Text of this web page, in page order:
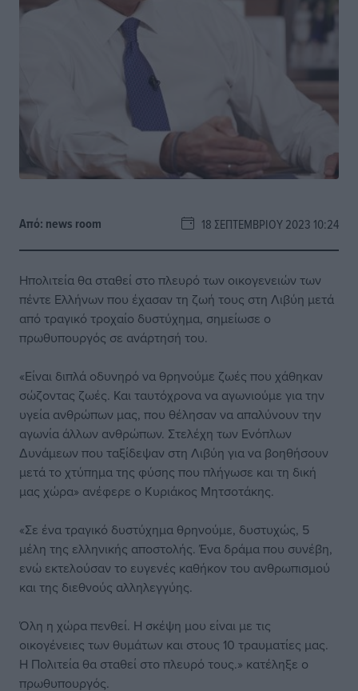
Από: news room 18 ΣΕΠΤΕΜΒΡΊΟΥ 2023 10:24
Ηπολιτεία θα σταθεί στο πλευρό των οικογενειών των
πέντε Ελλήνων που έχασαν τη ζωή τους στη Λιβύη μετά
από τραγικό τροχαίο δυστύχημα, σημείωσε ο
πρωθυπουργός σε ανάρτησή του.
«Είναι διπλά οδυνηρό να θρηνούμε ζωές που χάθηκαν
σώζοντας ζωές. Και ταυτόχρονα να αγωνιούμε για την
υγεία ανθρώπων μας, που θέλησαν να απαλύνουν την
αγωνία άλλων ανθρώπων. Στελέχη των Ενόπλων
Δυνάμεων που ταξίδεψαν στη Λιβύη για να βοηθήσουν
μετά το χτύπημα της φύσης που πλήγωσε και τη δική
μας χώρα» ανέφερε ο Κυριάκος Μητσοτάκης.
«Σε ένα τραγικό δυστύχημα θρηνούμε, δυστυχώς, 5
μέλη της ελληνικής αποστολής. Ένα δράμα που συνέβη,
ενώ εκτελούσαν το ευγενές καθήκον του ανθρωπισμού
και της διεθνούς αλληλεγγύης.
Όλη η χώρα πενθεί. Η σκέψη μου είναι με τις
οικογένειες των θυμάτων και στους 10 τραυματίες μας.
Η Πολιτεία θα σταθεί στο πλευρό τους.» κατέληξε ο
πρωθυπουργός.